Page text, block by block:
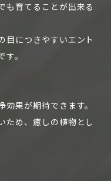
も育てることが出来る
目につきやすいエント
。
果が期待できます。
ため、癒しの植物とし